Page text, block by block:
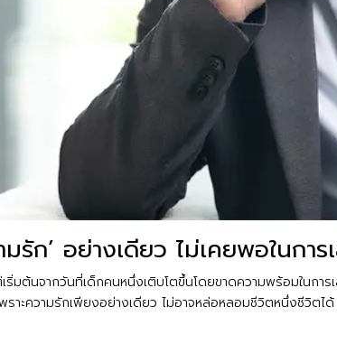
รัก’ อย่างเดียว ไม่เคยพอในกา
ริ่มต้นจากวันที่เด็กคนหนึ่งเติบโตขึ้นโดยขาดความพร้อมใน
ะความรักเพียงอย่างเดียว ไม่อาจหล่อหลอมชีวิตหนึ่งชีวิตได้